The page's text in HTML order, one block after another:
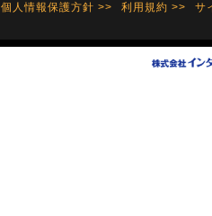
個人情報保護方針 >> 利用規約 >> サ